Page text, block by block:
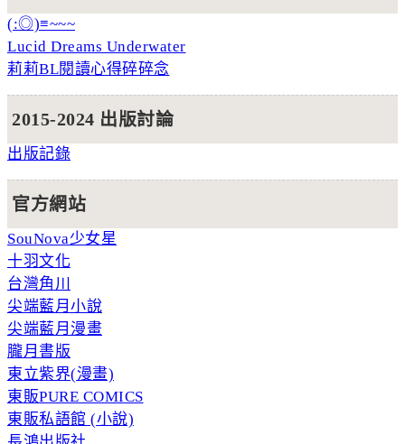
(:◎)≡~~~
Lucid Dreams Underwater
莉莉BL閱讀心得碎碎念
2015-2024 出版討論
出版記錄
官方網站
SouNova少女星
十羽文化
台灣角川
尖端藍月小說
尖端藍月漫畫
朧月書版
東立紫界(漫畫)
東販PURE COMICS
東販私語館 (小說)